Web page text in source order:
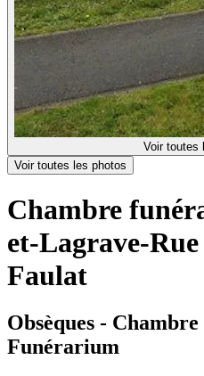
Voir toutes
Voir toutes les photos
Chambre
et-Lagrave-
Faulat
Obsèques -
Funérarium